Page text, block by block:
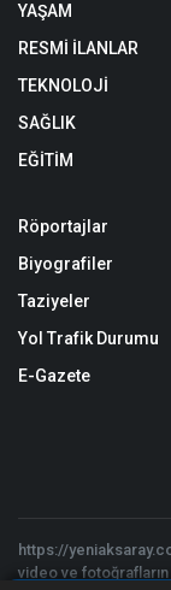
YAŞAM
RESMİ İLANLAR
TEKNOLOJİ
SAĞLIK
EĞİTİM
Röportajlar
Biyografiler
Taziyeler
Yol Trafik Durumu
E-Gazete
https://
video ve fotoğrafların